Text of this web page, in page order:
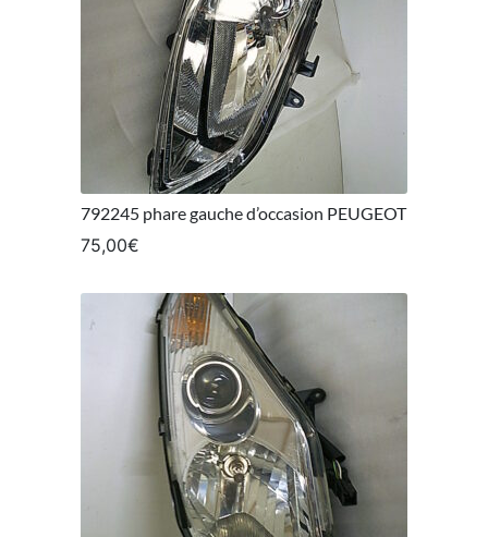
792245 phare gauche d’occasion PEUGEOT
75,00€